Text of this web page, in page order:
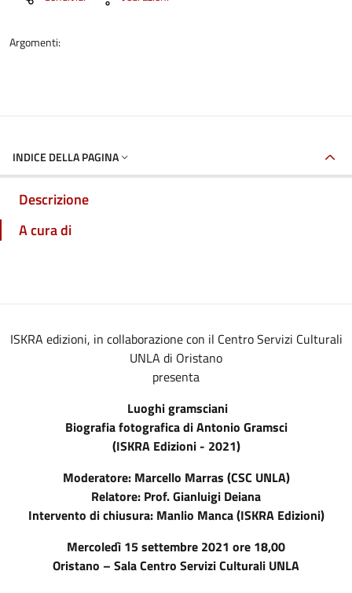
Argomenti:
INDICE DELLA PAGINA
Descrizione
A cura di
ISKRA edizioni, in collaborazione con il Centro Servizi Culturali
UNLA di Oristano
presenta
Luoghi gramsciani
Biografia fotografica di Antonio Gramsci
(ISKRA Edizioni - 2021)
Moderatore: Marcello Marras (CSC UNLA)
Relatore: Prof. Gianluigi Deiana
Intervento di chiusura: Manlio Manca (ISKRA Edizioni)
Mercoledì 15 settembre 2021 ore 18,00
Oristano – Sala Centro Servizi Culturali UNLA